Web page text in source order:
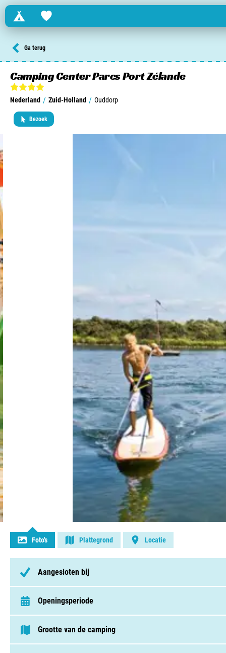
Campings Favorites
Zoek een camping in ...
Nederland
Begië
Luxemburg
Over Campingzoeker
Veel gestelde vragen
Meld mijn camping aan
Samenwerken / adverteren
Ga terug
Camping Center Parcs Port Zélande
Nederland / Zuid-Holland / Ouddorp
Bezoek
Foto's Plattegrond Locatie
Aangesloten bij
Openingsperiode
van 1 januari t/m 31 december
Grootte van de camping
75 - 250 plaatsen